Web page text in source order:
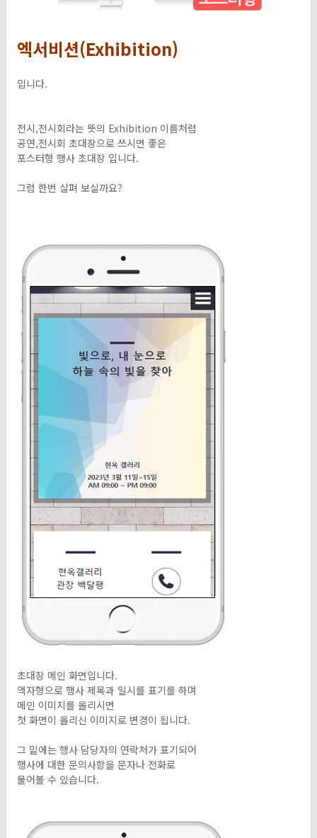
엑서비션(Exhibition)
입니다.
전시,전시회라는 뜻의 Exhibition 이름처럼
공연,전시회 초대장으로 쓰시면 좋은
포스터형 행사 초대장 입니다.
그럼 한번 살펴 보실까요?
초대장 메인 화면입니다.
액자형으로 행사 제목과 일시를 표기를 하며
메인 이미지를 올리시면
첫 화면이 올리신 이미지로 변경이 됩니다.
그 밑에는 행사 담당자의 연락처가 표기되어
행사에 대한 문의사항을 문자나 전화로
물어볼 수 있습니다.